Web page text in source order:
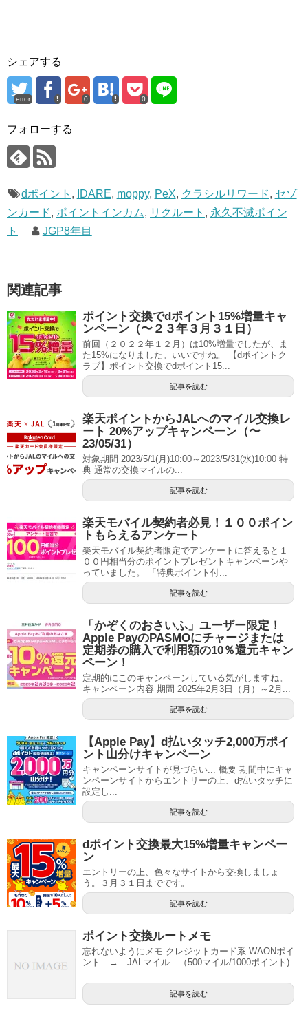
シェアする
error 0 0
フォローする
dポイント , IDARE, moppy, PeX, クラシルリワード, セゾ
ンカード, ポイントインカム, リクルート , 永久不滅ポイン
ト
JGP8年目
関連記事
ポイント交換でdポイント15%増量キャ
ンペーン（〜２３年３月３１日）
前回（２０２２年１２月）は10%増量でしたが、ま
た15%になりました。いいですね。 【dポイントク
ラブ】ポイント交換でdポイント15...
記事を読む
楽天ポイントからJALへのマイル交換レ
ート 20%アップキャンペーン（〜
23/05/31）
対象期間 2023/5/1(月)10:00～2023/5/31(水)10:00 特
典 通常の交換マイルの...
記事を読む
楽天モバイル契約者必見！１００ポイン
トもらえるアンケート
楽天モバイル契約者限定でアンケートに答えると１
００円相当分のポイントプレゼントキャンペーンや
っていました。 「特典ポイント付...
記事を読む
「かぞくのおさいふ」ユーザー限定！
Apple PayのPASMOにチャージまたは
定期券の購入で利用額の10％還元キャン
ペーン！
定期的にこのキャンペーンしている気がしますね。
キャンペーン内容 期間 2025年2月3日（月）～2月...
記事を読む
【Apple Pay】d払いタッチ2,000万ポイ
ント山分けキャンペーン
キャンペーンサイトが見づらい... 概要 期間中にキャ
ンペーンサイトからエントリーの上、d払いタッチに
設定し...
記事を読む
dポイント交換最大15%増量キャンペー
ン
エントリーの上、色々なサイトから交換しましょ
う。３月３１日までです。
記事を読む
ポイント交換ルートメモ
忘れないようにメモ クレジットカード系 WAONポイ
ント → JALマイル （500マイル/1000ポイント)
...
記事を読む